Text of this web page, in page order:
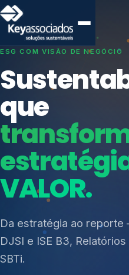
SISTEMAS DE GESTÃO
protege
negócio.
Consultoria, auditoria e
ISO 27701, ISO 42001,
14001, ISO 45001, ONA
resíduos sólidos (PGRS/
Índices de Mercado
Mudanças Climáticas
Reputação e Cadeia
Reporte Regulatório